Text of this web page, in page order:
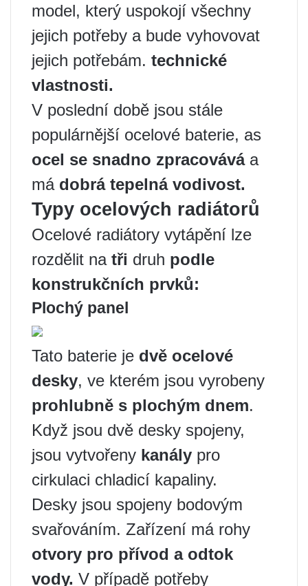
model, který uspokojí všechny
jejich potřeby a bude vyhovovat
jejich potřebám. technické
vlastnosti.
V poslední době jsou stále
populárnější ocelové baterie, as
ocel se snadno zpracováváa
má dobrá tepelná vodivost.
Typy ocelových radiátorů
Ocelové radiátory vytápění lze
rozdělit na tři druh podle
konstrukčních prvků:
Plochý panel
Tato baterie je dvě ocelové
desky, ve kterém jsou vyrobeny
prohlubně s plochým dnem.
Když jsou dvě desky spojeny,
jsou vytvořeny kanály pro
cirkulaci chladicí kapaliny.
Desky jsou spojeny bodovým
svařováním. Zařízení má rohy
otvory pro přívod a odtok
vody. V případě potřeby